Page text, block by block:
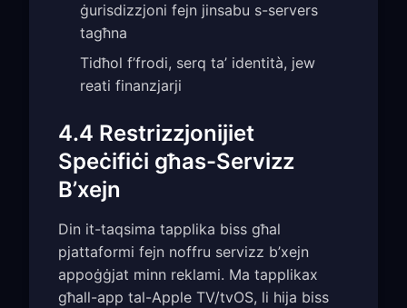
ġurisdizzjoni fejn jinsabu s-servers
tagħna
Tidħol f’frodi, serq ta’ identità, jew
reati finanzjarji
4.4 Restrizzjonijiet
Speċifiċi għas-Servizz
B’xejn
Din it-taqsima tapplika biss għal
pjattaformi fejn noffru servizz b’xejn
appoġġjat minn reklami. Ma tapplikax
għall-app tal-Apple TV/tvOS, li hija biss